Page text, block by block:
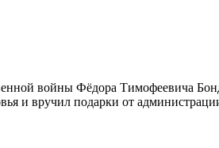
войны Фёдора Тимофеевича
и вручил подарки от